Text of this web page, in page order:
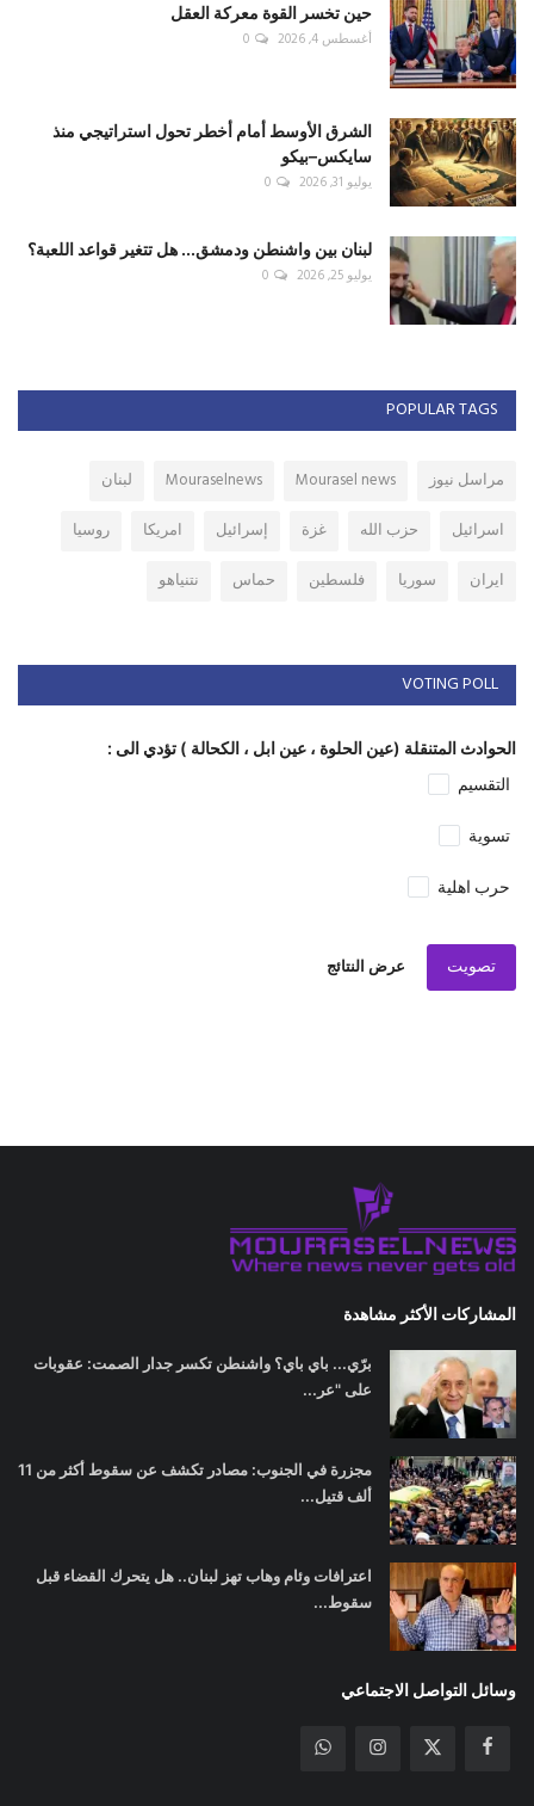
حين تخسر القوة معركة العقل
أغسطس 4, 2026 0
الشرق الأوسط أمام أخطر تحول استراتيجي منذ
سايكس–بيكو
يوليو 31, 2026 0
لبنان بين واشنطن ودمشق... هل تتغير قواعد اللعبة؟
يوليو 25, 2026 0
POPULAR TAGS
مراسل نيوز Mourasel news
Mouraselnews
لبنان
اسرائيل
حزب الله غزة إسرائيل امريكا
روسيا
ايران
سوريا فلسطين حماس نتنياهو
VOTING POLL
الحوادث المتنقلة (عين الحلوة ، عين ابل ، الكحالة ) تؤدي الى :
التقسيم
تسوية
حرب اهلية
تصويت عرض النتائج
المشاركات الأكثر مشاهدة
برّي... باي باي؟ واشنطن تكسر جدار الصمت: عقوبات
على "عر...
مجزرة في الجنوب: مصادر تكشف عن سقوط أكثر من 11
ألف قتيل...
اعترافات وئام وهاب تهز لبنان.. هل يتحرك القضاء قبل
سقوط...
وسائل التواصل الاجتماعي